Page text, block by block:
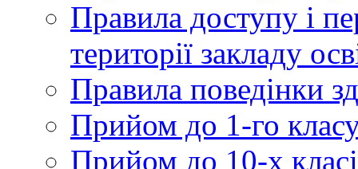
Правила доступу і
території закладу
Правила поведінки
Прийом до 1-го
Прийом до 10-х